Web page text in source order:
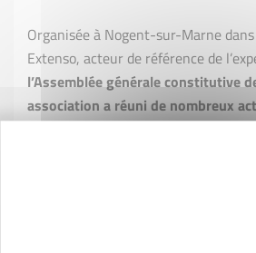
Organisée à Nogent-sur-Marne dans
Extenso, acteur de référence de
l’Assemblée générale constitutive
association a réuni de nombreux
et permis de constituer la future